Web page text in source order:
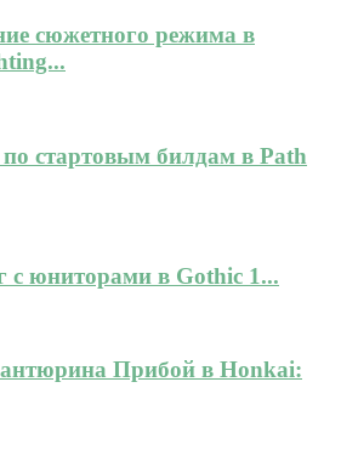
сюжетного режима в
стартовым билдам в Path
с юниторами в Gothic 1...
Прибой в Honkai: